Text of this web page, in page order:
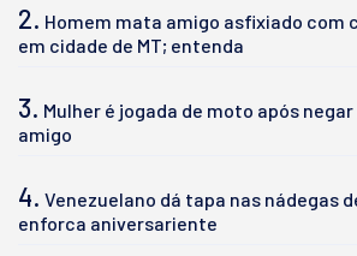
2. Homem mata amigo asfixiado com
em cidade de MT; entenda
3. Mulher é jogada de moto após
amigo
4. Venezuelano dá tapa nas nádegas
enforca aniversariente